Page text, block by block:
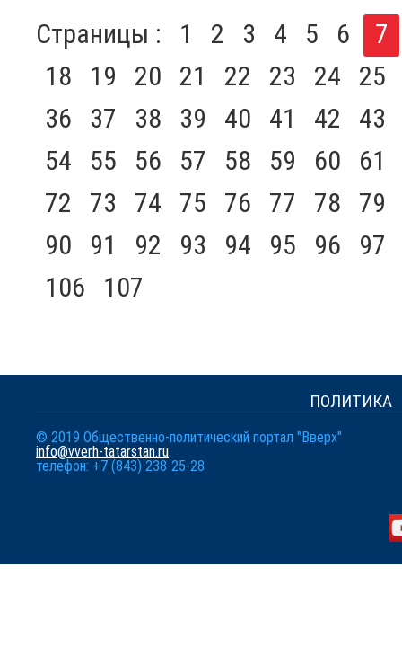
Страницы : 1 2 3 4 5 6
7
18
19 20 21 22 23 24
25
36
37 38 39 40 41 42
43
54
55 56 57 58 59 60
61
72
73 74 75 76 77 78
79
90
91 92 93 94 95 96
97
106
107
ПОЛИТИКА
© 2019 Общественно-политический портал "Вверх"
info@vverh-tatarstan.ru
телефон: +7 (843) 238-25-28